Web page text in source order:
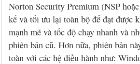
Norton Security Premium (NSP
kế và tối ưu lại toàn bộ để đạt được
mạnh mẽ và tốc độ chạy nhanh và
phiên bản cũ. Hơn nữa, phiên bản
toàn với các hệ điều hành như: